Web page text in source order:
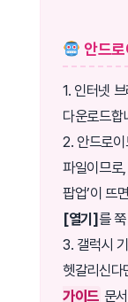
안드
1. 인터넷
다운로드합
2. 안드로
파일이므로
팝업’이 뜨
[열기]를
3. 갤럭시
헷갈리신다
가이드 문